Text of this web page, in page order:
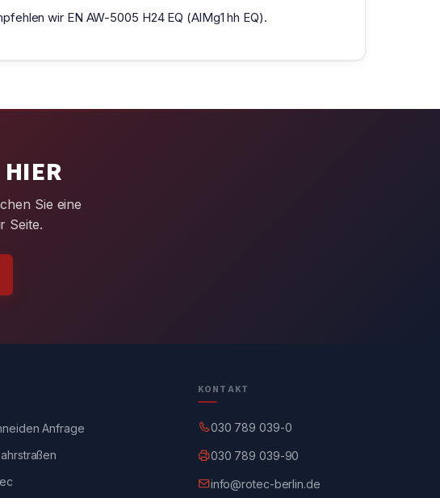
wir EN AW-5005 H24 EQ (AlMg1 hh EQ).
Sie eine
Seite.
Anfrage
KONTAKT
030 789 039-0
030 789 039-90
info@rotec-berlin.de